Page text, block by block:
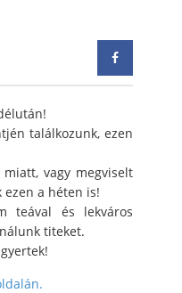
találkozunk, ezen
vagy megviselt
ezen a héten is!
teával és lekváros
titeket.